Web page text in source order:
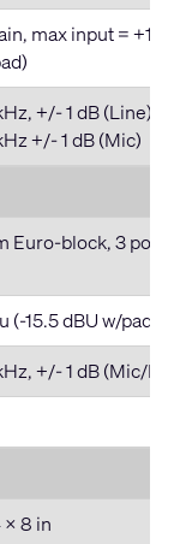
max input =
+/- 1 dB (Line),
+/- 1 dB (Mic)
Euro-block, 3
(-15.5 dBU w/pad)
+/- 1 dB (Mic/
x 8 in